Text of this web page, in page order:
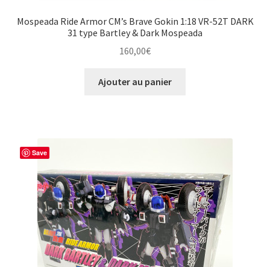
Mospeada Ride Armor CM’s Brave Gokin 1:18 VR-52T DARK
31 type Bartley & Dark Mospeada
160,00€
Ajouter au panier
Save